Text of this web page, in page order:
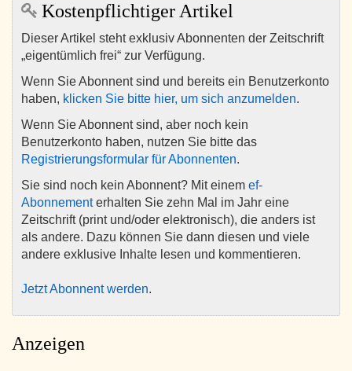
Kostenpflichtiger Artikel
Dieser Artikel steht exklusiv Abonnenten der Zeitschrift
„eigentümlich frei“ zur Verfügung.
Wenn Sie Abonnent sind und bereits ein Benutzerkonto
haben, klicken Sie bitte hier, um sich anzumelden.
Wenn Sie Abonnent sind, aber noch kein
Benutzerkonto haben, nutzen Sie bitte das
Registrierungsformular für Abonnenten.
Sie sind noch kein Abonnent? Mit einem ef-
Abonnementerhalten Sie zehn Mal im Jahr eine
Zeitschrift (print und/oder elektronisch), die anders ist
als andere. Dazu können Sie dann diesen und viele
andere exklusive Inhalte lesen und kommentieren.
Jetzt Abonnent werden.
Anzeigen